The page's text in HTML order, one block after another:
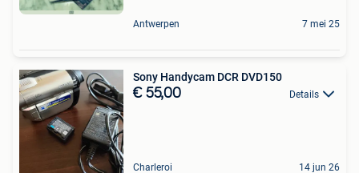
Antwerpen 7 mei 25
Sony Handycam DCR DVD150
€ 55,00 Details
Charleroi 14 jun 26